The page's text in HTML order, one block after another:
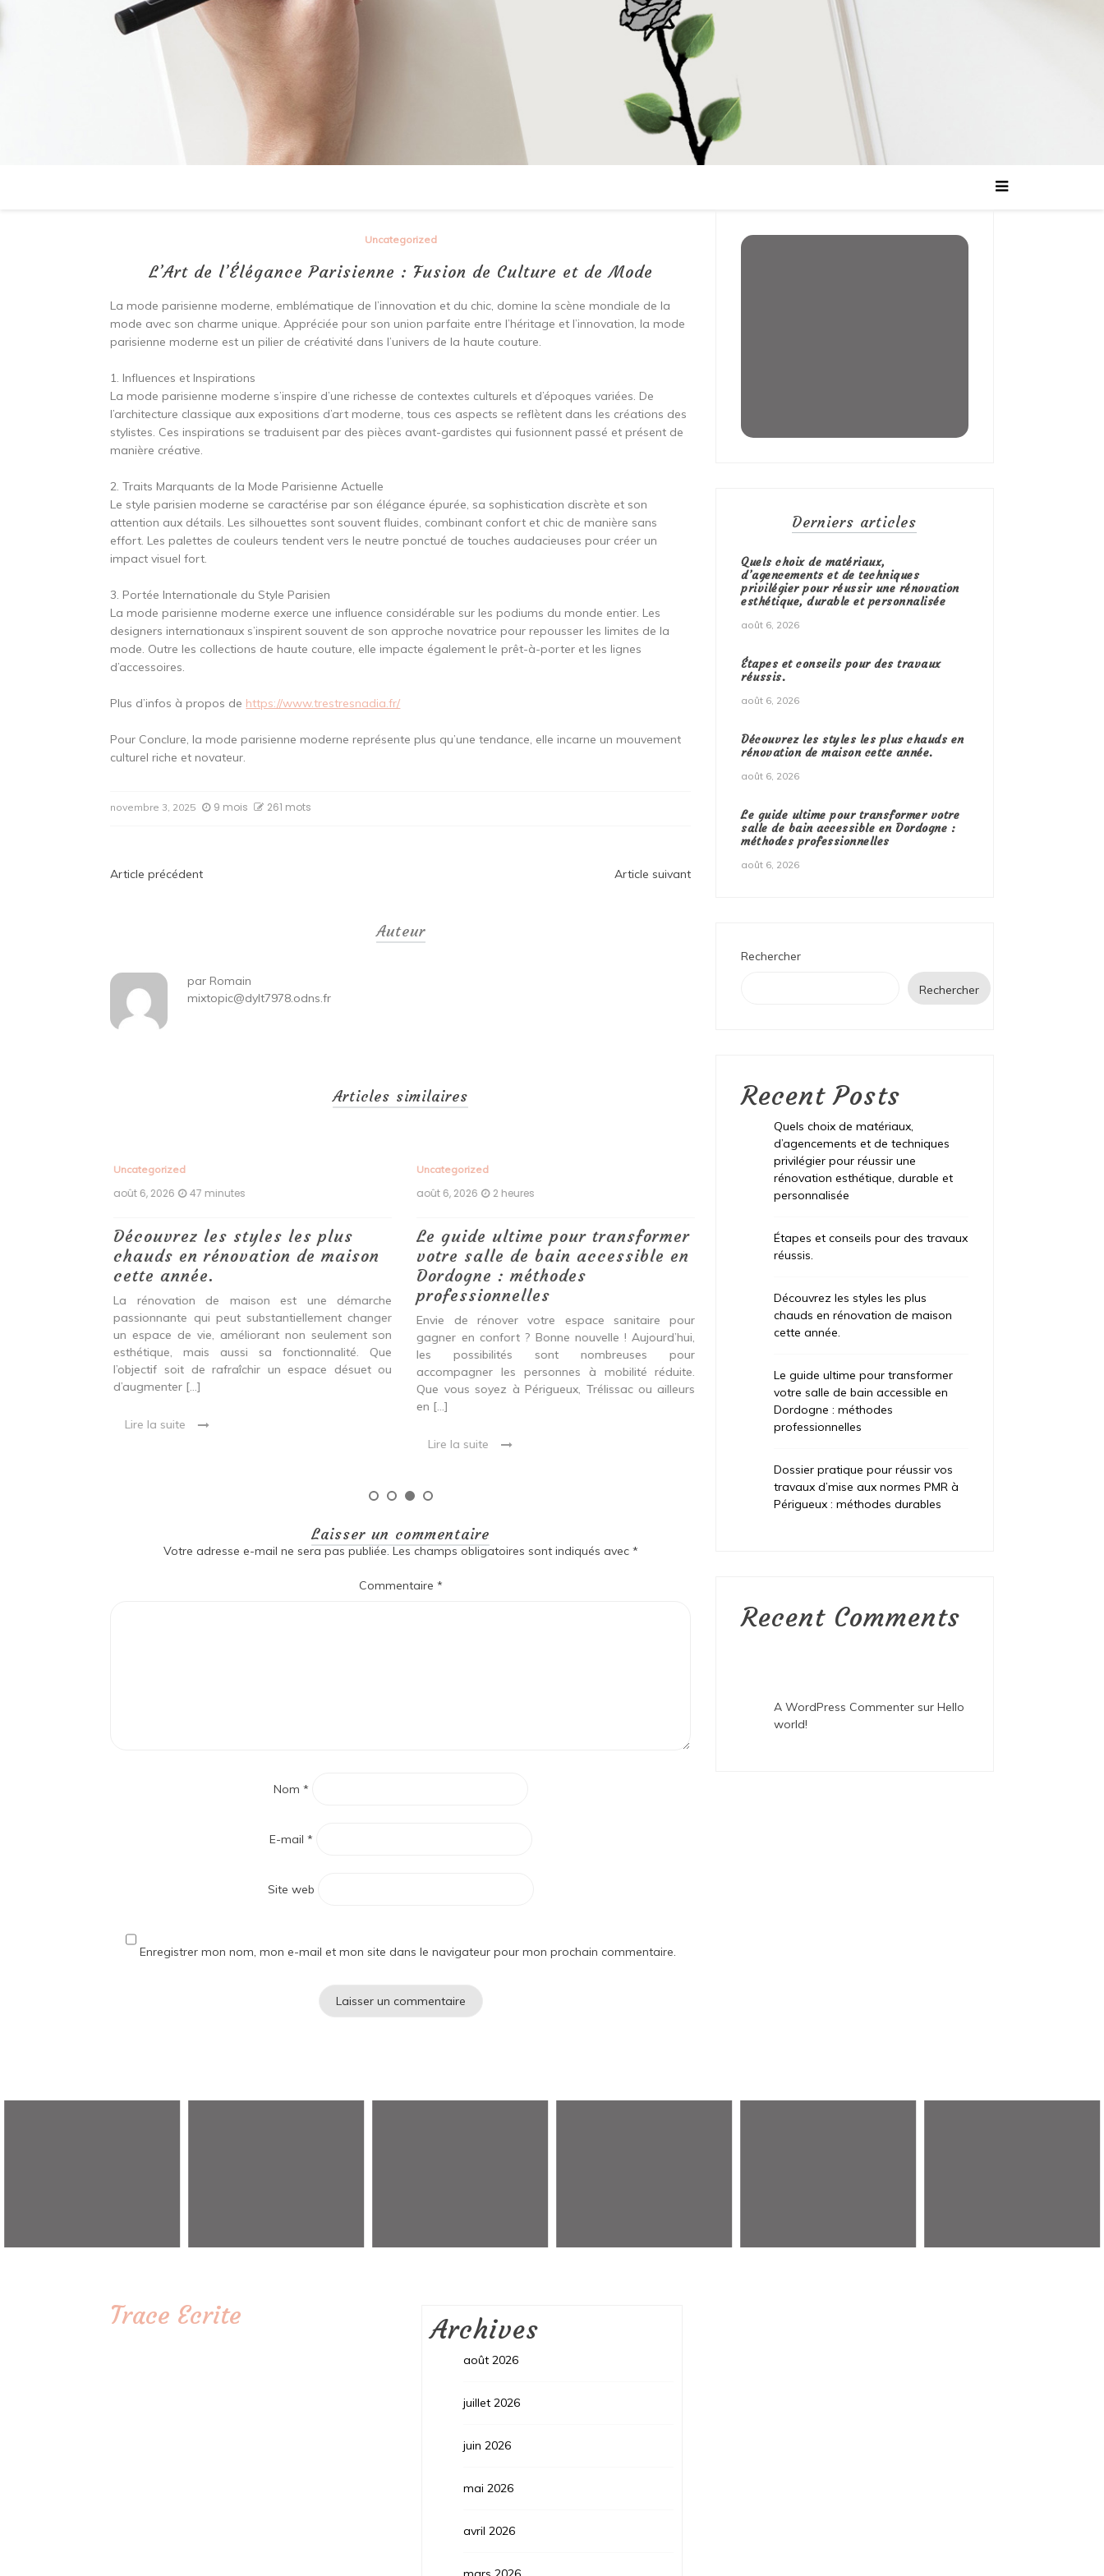
Uncategorized
L’Art de l’Élégance Parisienne : Fusion de Culture et de Mode
La mode parisienne moderne, emblématique de l’innovation et du chic, domine la scène mondiale de la
mode avec son charme unique. Appréciée pour son union parfaite entre l’héritage et l’innovation, la mode
parisienne moderne est un pilier de créativité dans l’univers de la haute couture.
1. Influences et Inspirations
La mode parisienne moderne s’inspire d’une richesse de contextes culturels et d’époques variées. De
l’architecture classique aux expositions d’art moderne, tous ces aspects se reflètent dans les créations des
stylistes. Ces inspirations se traduisent par des pièces avant-gardistes qui fusionnent passé et présent de
manière créative.
2. Traits Marquants de la Mode Parisienne Actuelle
Le style parisien moderne se caractérise par son élégance épurée, sa sophistication discrète et son
attention aux détails. Les silhouettes sont souvent fluides, combinant confort et chic de manière sans
effort. Les palettes de couleurs tendent vers le neutre ponctué de touches audacieuses pour créer un
impact visuel fort.
3. Portée Internationale du Style Parisien
La mode parisienne moderne exerce une influence considérable sur les podiums du monde entier. Les
designers internationaux s’inspirent souvent de son approche novatrice pour repousser les limites de la
mode. Outre les collections de haute couture, elle impacte également le prêt-à-porter et les lignes
d’accessoires.
Plus d’infos à propos de https://www.trestresnadia.fr/
Pour Conclure, la mode parisienne moderne représente plus qu’une tendance, elle incarne un mouvement
culturel riche et novateur.
novembre 3, 2025 9 mois 261 mots
Navigation
Article précédent Article suivant
Auteur
par Romain
mixtopic@dylt7978.odns.fr
Articles similaires
Uncategorized
août 6, 2026 47 minutes
Découvrez les styles les plus
chauds en rénovation de maison
cette année.
La rénovation de maison est une démarche
passionnante qui peut substantiellement changer
un espace de vie, améliorant non seulement son
esthétique, mais aussi sa fonctionnalité. Que
l’objectif soit de rafraîchir un espace désuet ou
d’augmenter […]
Lire la suite
Uncategorized
août 6, 2026 2 heures
Le guide ultime pour transformer
votre salle de bain accessible en
Dordogne : méthodes
professionnelles
Envie de rénover votre espace sanitaire pour
gagner en confort ? Bonne nouvelle ! Aujourd’hui,
les possibilités sont nombreuses pour
accompagner les personnes à mobilité réduite.
Que vous soyez à Périgueux, Trélissac ou ailleurs
en […]
Lire la suite
Uncategorized
août 6, 2026 24 minutes
Quels choix de matériaux,
d’agencements et de techniques
rénovation esthétique, durable et
personnalisée
Rénovation de maison : l’alliance entre confort,
une maison est bien plus qu’un projet technique. Il
est essentiel de distinguer ce qui peut être
conservé, ce qui mérite d’être amélioré […]
Laisser un commentaire
Votre adresse e-mail ne sera pas publiée. Les champs obligatoires sont indiqués avec *
Commentaire *
Nom *
E-mail *
Site web
Enregistrer mon nom, mon e-mail et mon site dans le navigateur pour mon prochain commentaire.
Derniers articles
Quels choix de matériaux,
d’agencements et de techniques
privilégier pour réussir une rénovation
esthétique, durable et personnalisée
août 6, 2026
Étapes et conseils pour des travaux
réussis.
août 6, 2026
Découvrez les styles les plus chauds en
rénovation de maison cette année.
août 6, 2026
Le guide ultime pour transformer votre
salle de bain accessible en Dordogne :
méthodes professionnelles
août 6, 2026
Rechercher
Rechercher
Recent Posts
Quels choix de matériaux,
d’agencements et de techniques
privilégier pour réussir une
rénovation esthétique, durable et
personnalisée
Étapes et conseils pour des travaux
réussis.
Découvrez les styles les plus
chauds en rénovation de maison
cette année.
Le guide ultime pour transformer
votre salle de bain accessible en
Dordogne : méthodes
professionnelles
Dossier pratique pour réussir vos
travaux d’mise aux normes PMR à
Périgueux : méthodes durables
Recent Comments
A WordPress Commenter surHello
world!
Trace Ecrite Archives
août 2026
juillet 2026
juin 2026
mai 2026
avril 2026